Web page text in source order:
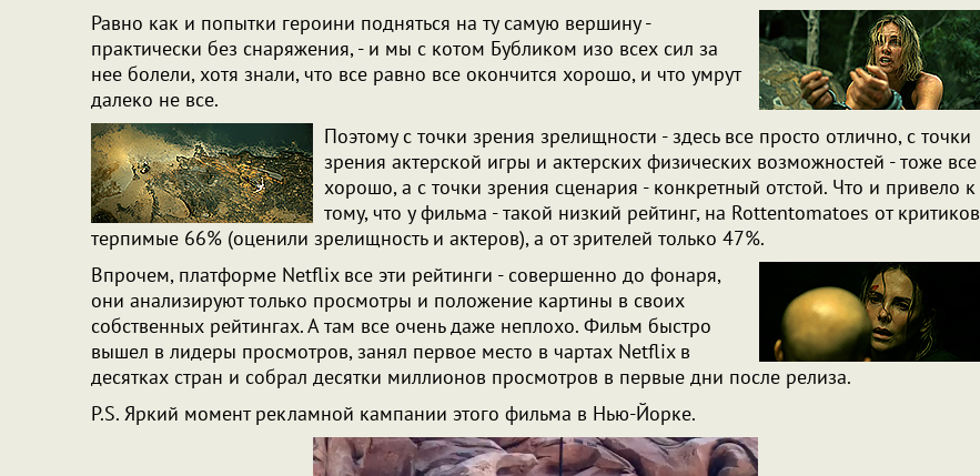
Равно как и попытки героини подняться на ту самую вершину -
практически без снаряжения, - и мы с котом Бубликом изо всех сил за
нее болели, хотя знали, что все равно все окончится хорошо, и что умрут
далеко не все.
Поэтому с точки зрения зрелищности - здесь все просто отлично, с точки
зрения актерской игры и актерских физических возможностей - тоже все
хорошо, а с точки зрения сценария - конкретный отстой. Что и привело к
тому, что у фильма - такой низкий рейтинг, на Rottentomatoes от критиков
терпимые 66% (оценили зрелищность и актеров), а от зрителей только 47%.
Впрочем, платформе Netflix все эти рейтинги - совершенно до фонаря,
они анализируют только просмотры и положение картины в своих
собственных рейтингах. А там все очень даже неплохо. Фильм быстро
вышел в лидеры просмотров, занял первое место в чартах Netflix в
десятках стран и собрал десятки миллионов просмотров в первые дни после релиза.
P.S. Яркий момент рекламной кампании этого фильма в Нью-Йорке.